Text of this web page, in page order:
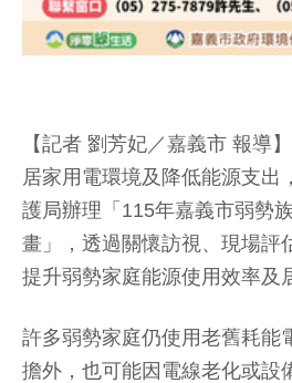
【記者 劉芳妃／嘉義市 報導
居家用電環境及降低能源支出
護局辦理「115年嘉義市弱勢
畫」，透過關懷訪視、現場評
提升弱勢家庭能源使用效率及
許多弱勢家庭仍使用老舊耗能
擔外，也可能因電線老化或設